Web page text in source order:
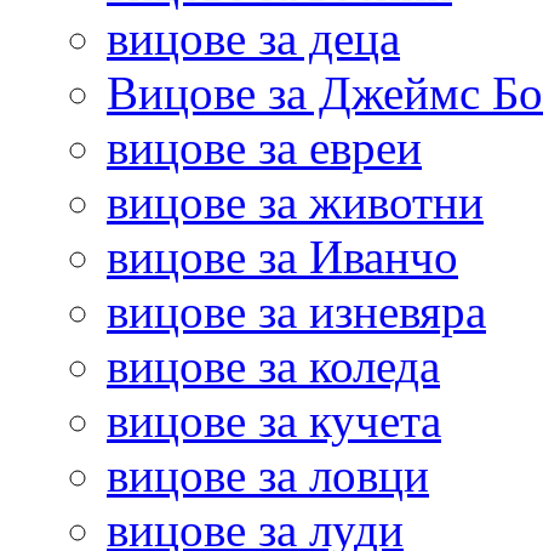
вицове за деца
Вицове за Джеймс
вицове за евреи
вицове за животни
вицове за Иванчо
вицове за изневяра
вицове за коледа
вицове за кучета
вицове за ловци
вицове за луди